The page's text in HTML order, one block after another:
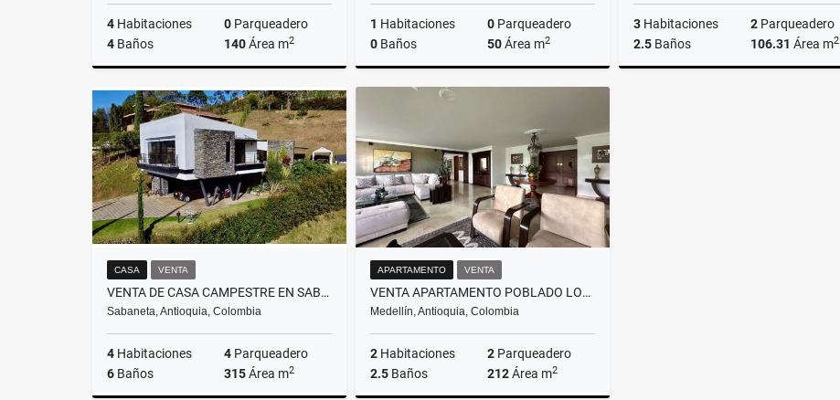
4 Habitaciones 0 Parqueadero
4 Baños 140Área m2
Venta
$1.600.000.000
1 Habitaciones 0 Parqueadero
0 Baños 50Área m2
3 Habitaciones 2 Parqueadero
2.5 Baños 106.31 Área m2
CASA VENTA
VENTA DE CASA CAMPESTRE EN SABANETA VEREDA LAS LOMITAS
Sabaneta, Antioquia, Colombia
4 Habitaciones 4 Parqueadero
6 Baños 315Área m2
APARTAMENTO VENTA
VENTA APARTAMENTO POBLADO LOMA LALINDE MEDELLÍN
Medellín, Antioquia, Colombia
2 Habitaciones 2 Parqueadero
2.5 Baños 212Área m2